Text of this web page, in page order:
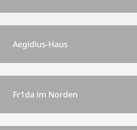
Aegidius-Haus
Fr1da im Norden